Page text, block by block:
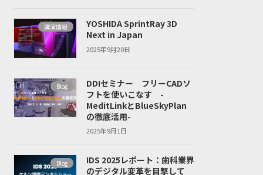
講演情報
YOSHIDA SprintRay 3D
Next in Japan
2025年9月20日
Blog
DDIセミナー フリーCADソ
フトを使いこなす -
MeditLinkとBlueSkyPlan
の徹底活用-
2025年9月1日
Blog
IDS 2025レポート：歯科業界
のデジタル変革を目撃して